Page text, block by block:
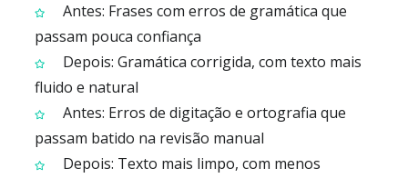
Antes: Frases com erros de gramática que
passam pouca confiança
Depois: Gramática corrigida, com texto mais
fluido e natural
Antes: Erros de digitação e ortografia que
passam batido na revisão manual
Depois: Texto mais limpo, com menos